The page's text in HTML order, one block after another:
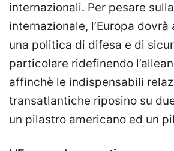
internazionali. Per pesare
internazionale, l’Europa
una politica di difesa e di
particolare ridefinendo
affinchè le indispensabili
transatlantiche riposino su
un pilastro americano ed un